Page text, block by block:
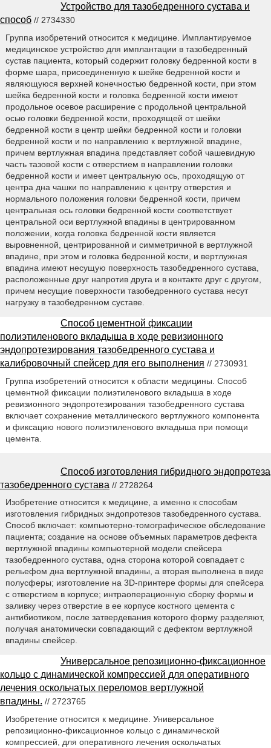
Устройство для тазобедренного сустава и
способ // 2734330
Группа изобретений относится к медицине. Имплантируемое
медицинское устройство для имплантации в тазобедренный
сустав пациента, который содержит головку бедренной кости в
форме шара, присоединенную к шейке бедренной кости и
являющуюся верхней конечностью бедренной кости, при этом
шейка бедренной кости и головка бедренной кости имеют
продольное осевое расширение с продольной центральной
осью головки бедренной кости, проходящей от шейки
бедренной кости в центр шейки бедренной кости и головки
бедренной кости и по направлению к вертлужной впадине,
причем вертлужная впадина представляет собой чашевидную
часть тазовой кости с отверстием в направлении головки
бедренной кости и имеет центральную ось, проходящую от
центра дна чашки по направлению к центру отверстия и
нормального положения головки бедренной кости, причем
центральная ось головки бедренной кости соответствует
центральной оси вертлужной впадины в центрированном
положении, когда головка бедренной кости является
выровненной, центрированной и симметричной в вертлужной
впадине, при этом и головка бедренной кости, и вертлужная
впадина имеют несущую поверхность тазобедренного сустава,
расположенные друг напротив друга и в контакте друг с другом,
причем несущие поверхности тазобедренного сустава несут
нагрузку в тазобедренном суставе.
Способ цементной фиксации
полиэтиленового вкладыша в ходе ревизионного
эндопротезирования тазобедренного сустава и
калибровочный спейсер для его выполнения // 2730931
Группа изобретений относится к области медицины. Способ
цементной фиксации полиэтиленового вкладыша в ходе
ревизионного эндопротезирования тазобедренного сустава
включает сохранение металлического вертлужного компонента
и фиксацию нового полиэтиленового вкладыша при помощи
цемента.
Способ изготовления гибридного эндопротеза
тазобедренного сустава // 2728264
Изобретение относится к медицине, а именно к способам
изготовления гибридных эндопротезов тазобедренного сустава.
Способ включает: компьютерно-томографическое обследование
пациента; создание на основе объемных параметров дефекта
вертлужной впадины компьютерной модели спейсера
тазобедренного сустава, одна сторона которой совпадает с
рельефом дна вертлужной впадины, а вторая выполнена в виде
полусферы; изготовление на 3D-принтере формы для спейсера
с отверстием в корпусе; интраоперационную сборку формы и
заливку через отверстие в ее корпусе костного цемента с
антибиотиком, после затвердевания которого форму разделяют,
получая анатомически совпадающий с дефектом вертлужной
впадины спейсер.
Универсальное репозиционно-фиксационное
кольцо с динамической компрессией для оперативного
лечения оскольчатых переломов вертлужной
впадины. // 2723765
Изобретение относится к медицине. Универсальное
репозиционно-фиксационное кольцо с динамической
компрессией, для оперативного лечения оскольчатых